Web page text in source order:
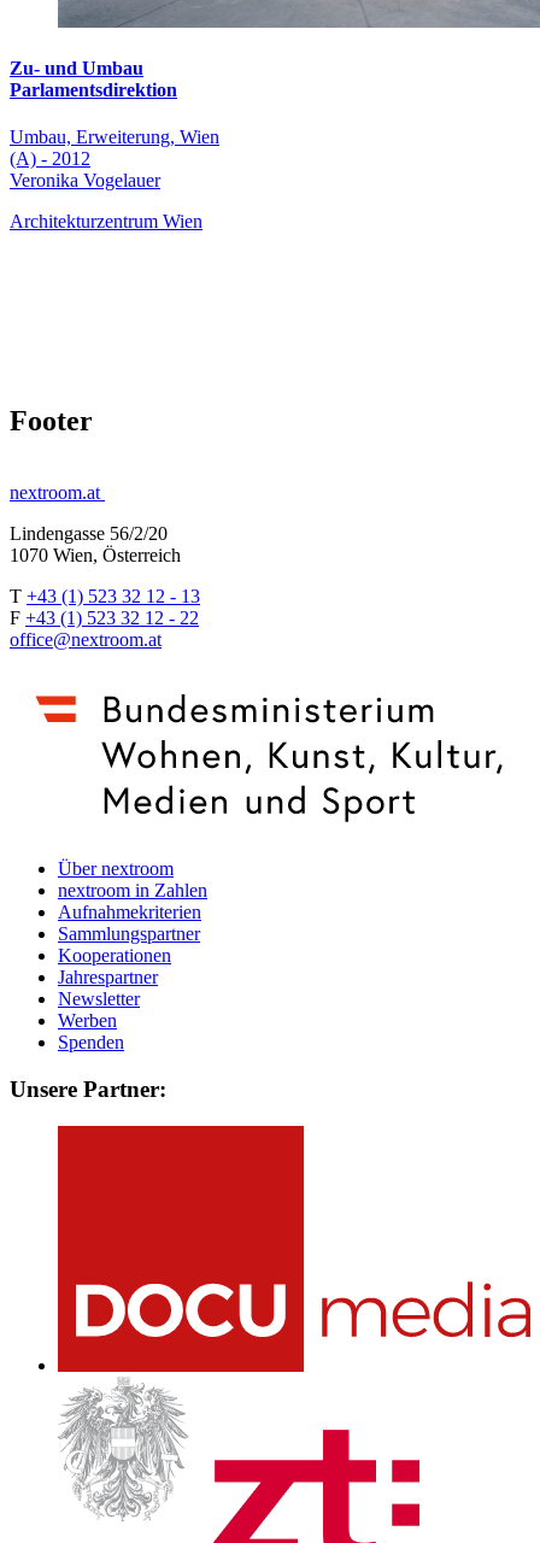
Zu- und Umbau
Parlamentsdirektion
Umbau, Erweiterung, Wien
(A) - 2012
Veronika Vogelauer
Architekturzentrum Wien
Footer
nextroom.at
Lindengasse 56/2/20
1070 Wien, Österreich
T +43 (1) 523 32 12 - 13
F +43 (1) 523 32 12 - 22
office@nextroom.at
Über nextroom
nextroom in Zahlen
Aufnahmekriterien
Sammlungspartner
Kooperationen
Jahrespartner
Newsletter
Werben
Spenden
Unsere Partner: